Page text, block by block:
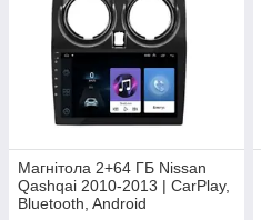
Магнітола 2+64 ГБ Nissan
Qashqai 2010-2013 | CarPlay,
Bluetooth, Android